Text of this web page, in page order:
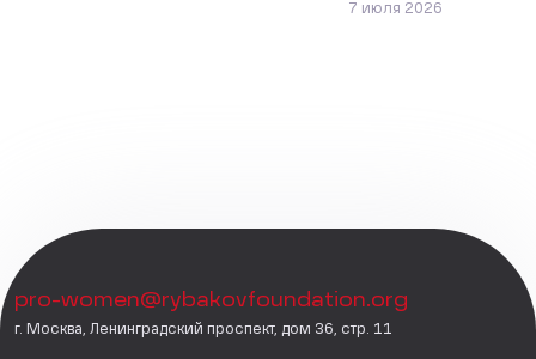
7 июля 2026
pro-women@rybakovfoundation.org
г. Москва, Ленинградский проспект, дом 36, стр. 11